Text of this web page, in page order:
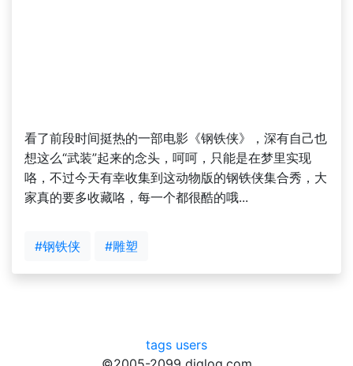
看了前段时间挺热的一部电影《钢铁侠》，深有自己也
想这么“武装”起来的念头，呵呵，只能是在梦里实现
咯，不过今天有幸收集到这动物版的钢铁侠集合秀，大
家真的要多收藏咯，每一个都很酷的哦...
#钢铁侠 #雕塑
tags users